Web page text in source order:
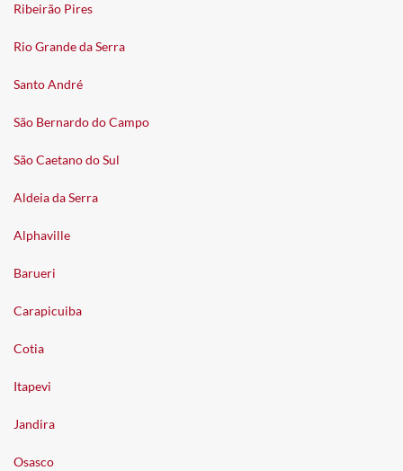
Ribeirão Pires
Rio Grande da Serra
Santo André
São Bernardo do Campo
São Caetano do Sul
Aldeia da Serra
Alphaville
Barueri
Carapicuiba
Cotia
Itapevi
Jandira
Osasco